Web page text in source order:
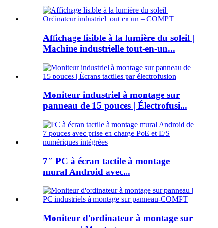
Affichage lisible à la lumière du soleil |
Machine industrielle tout-en-un...
Moniteur industriel à montage sur
panneau de 15 pouces | Électrofusi...
7″ PC à écran tactile à montage
mural Android avec...
Moniteur d'ordinateur à montage sur